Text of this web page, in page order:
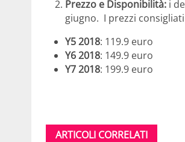
Prezzo e Disponibilità: i
giugno. I prezzi
Y5 2018: 119.9 euro
Y6 2018: 149.9 euro
Y7 2018: 199.9 euro
ARTICOLI CORRELATI